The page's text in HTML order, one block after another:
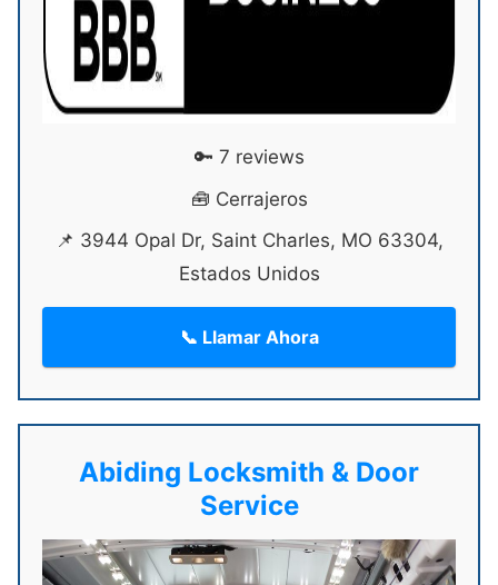
🔑 7 reviews
🧰 Cerrajeros
📌 3944 Opal Dr, Saint Charles, MO 63304,
Estados Unidos
📞 Llamar Ahora
Abiding Locksmith & Door
Service